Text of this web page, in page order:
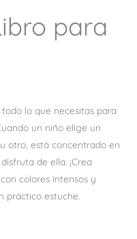
para
todo lo que necesitas para
un niño elige un
otro, está concentrado en
de ella. ¡Crea
colores intensos y
práctico estuche.